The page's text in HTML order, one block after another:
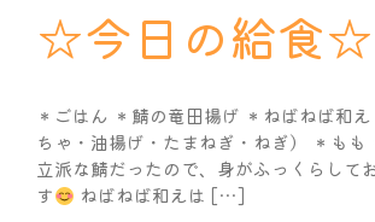
☆今日の給食☆
＊ごはん ＊鯖の竜田揚げ ＊ねばねば和
ちゃ・油揚げ・たまねぎ・ねぎ） ＊もも
立派な鯖だったので、身がふっくらして
す
ねばねば和えは […]